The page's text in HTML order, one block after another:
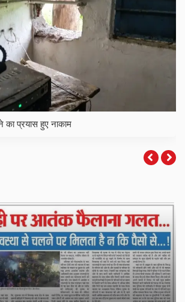
का प्रयास हुए नाकाम